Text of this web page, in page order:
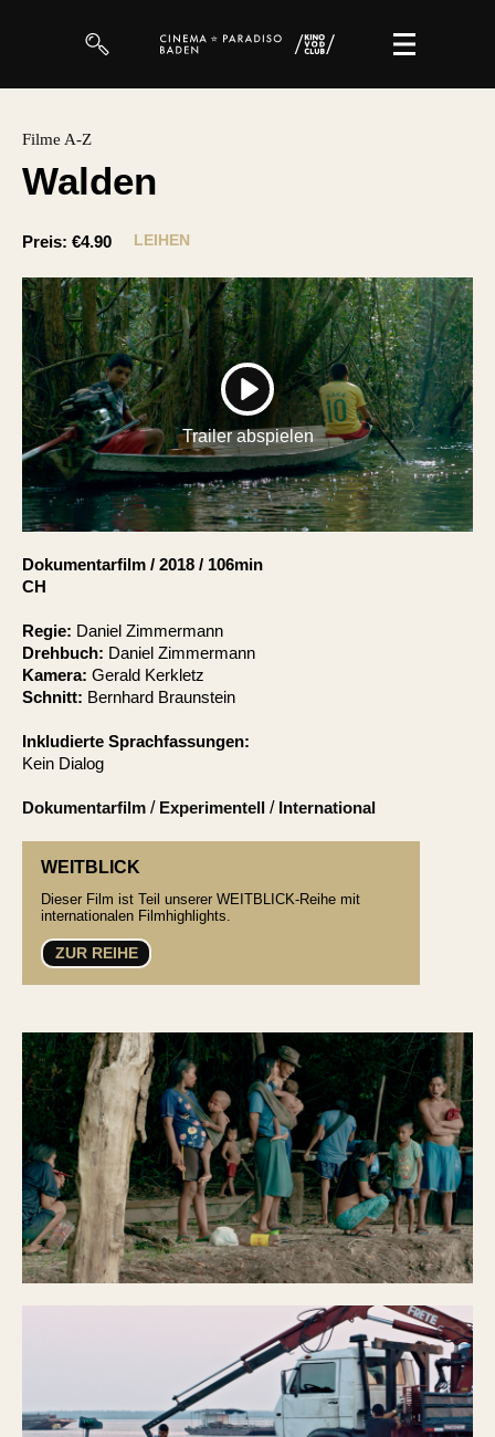
Magazin
So geht’s
Filmpakete
Gutscheine
& Filmpässe
Account
Filme A-Z
Walden
Preis: €4.90 LEIHEN
PLAY
Trailer abspielen
Dokumentarfilm / 2018 / 106min
CH
Regie: Daniel Zimmermann
Drehbuch: Daniel Zimmermann
Kamera: Gerald Kerkletz
Schnitt: Bernhard Braunstein
Inkludierte Sprachfassungen:
Kein Dialog
Dokumentarfilm / Experimentell / International
WEITBLICK
Dieser Film ist Teil unserer WEITBLICK-Reihe mit
internationalen Filmhighlights.
ZUR REIHE